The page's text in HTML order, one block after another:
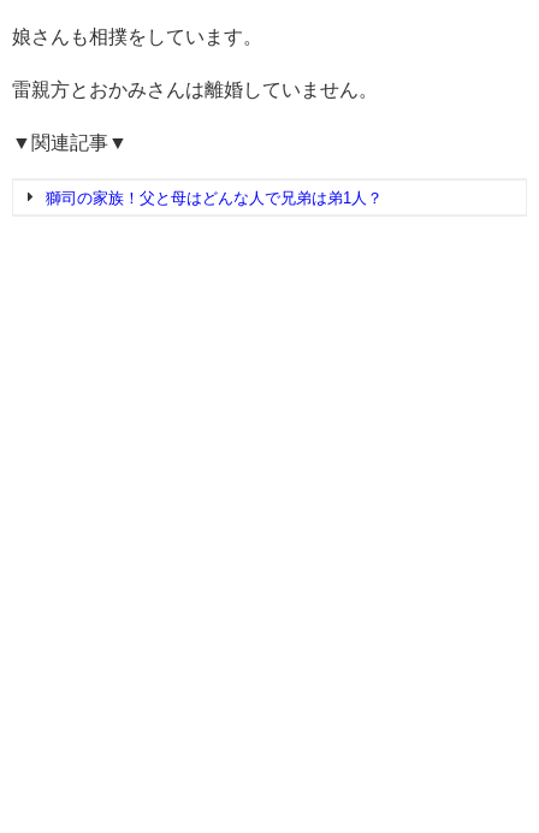
娘さんも相撲をしています。
雷親方とおかみさんは離婚していません。
▼関連記事▼
獅司の家族！父と母はどんな人で兄弟は弟1人？